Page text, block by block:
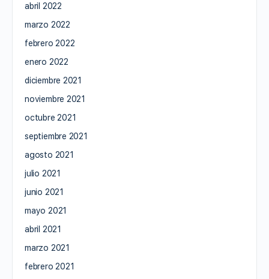
abril 2022
marzo 2022
febrero 2022
enero 2022
diciembre 2021
noviembre 2021
octubre 2021
septiembre 2021
agosto 2021
julio 2021
junio 2021
mayo 2021
abril 2021
marzo 2021
febrero 2021